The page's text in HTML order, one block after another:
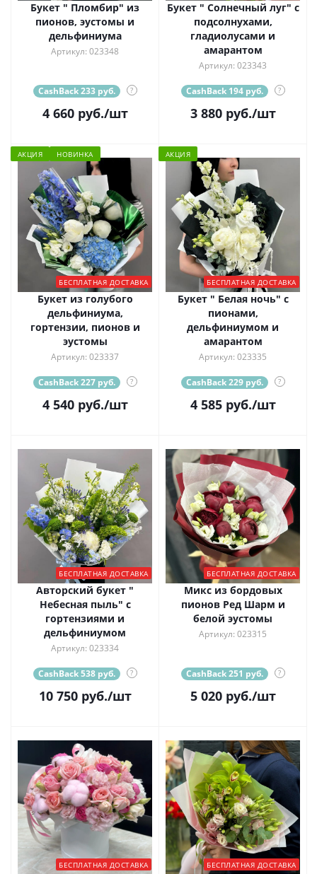
Букет " Пломбир" из
пионов, эустомы и
дельфиниума
Артикул: 023348
CashBack 233 руб. ?
4 660руб./шт
Букет " Солнечный луг" с
подсолнухами,
гладиолусами и
амарантом
Артикул: 023343
CashBack 194 руб. ?
3 880руб./шт
АКЦИЯ НОВИНКА
БЕСПЛАТНАЯ ДОСТАВКА
Букет из голубого
дельфиниума,
гортензии, пионов и
эустомы
Артикул: 023337
CashBack 227 руб. ?
4 540руб./шт
АКЦИЯ
БЕСПЛАТНАЯ ДОСТАВКА
Букет " Белая ночь" с
пионами,
дельфиниумом и
амарантом
Артикул: 023335
CashBack 229 руб. ?
4 585руб./шт
БЕСПЛАТНАЯ ДОСТАВКА
Авторский букет "
Небесная пыль" с
гортензиями и
дельфиниумом
Артикул: 023334
CashBack 538 руб. ?
10 750руб./шт
БЕСПЛАТНАЯ ДОСТАВКА
Микс из бордовых
пионов Ред Шарм и
белой эустомы
Артикул: 023315
CashBack 251 руб. ?
5 020руб./шт
БЕСПЛАТНАЯ ДОСТАВКА БЕСПЛАТНАЯ ДОСТАВКА